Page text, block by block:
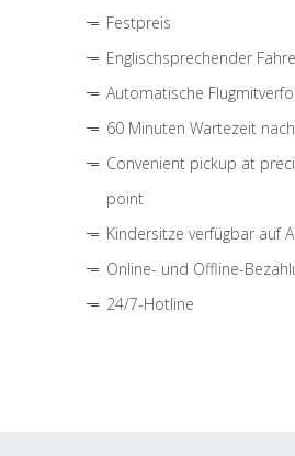
Festpreis
Englischsprechender
Automatische
60 Minuten Wartezeit
Convenient pickup at
point
Kindersitze verfügbar auf
Online- und Offline-
24/7-Hotline